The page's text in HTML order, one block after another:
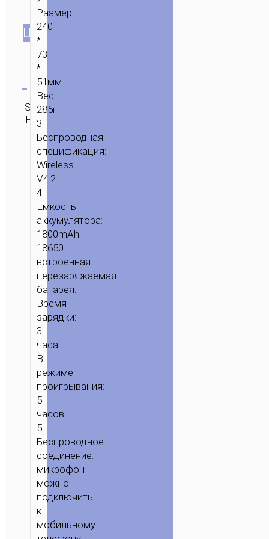
ГЛАВНАЯ / ЗВУК / МИКРОФОНЫ
БЕСПРОВОДНОЙ
КАРАОКЕ
ЦВЕТ
SKU:
Н/Д
Категория:
Размер:
240
*
73
*
51мм.
Вес:
285г.
3.
Беспроводная
спецификация:
Wireless
V4.2.
4.
Емкость
аккумулятора:
1800mAh.
18650
встроенная
перезаряжаемая
батарея.
Время
зарядки:
3
часа.
В
режиме
проигрывания:
5
часов.
5.
Беспроводное
соединение:
микрофон
можно
подключить
к
мобильному